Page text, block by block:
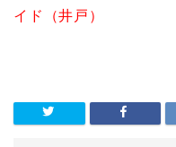
イド（井戸）